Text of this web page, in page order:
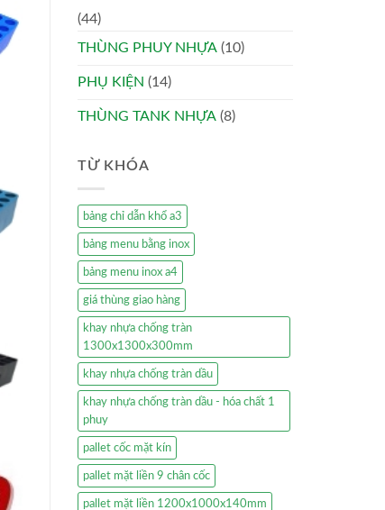
(44)
THÙNG PHUY NHỰA (10)
PHỤ KIỆN (14)
THÙNG TANK NHỰA (8)
TỪ KHÓA
bảng chỉ dẫn khổ a3
bảng menu bằng inox
bảng menu inox a4
giá thùng giao hàng
khay nhựa chống tràn
1300x1300x300mm
khay nhựa chống tràn dầu
khay nhựa chống tràn dầu - hóa chất 1
phuy
pallet cốc mặt kín
pallet mặt liền 9 chân cốc
pallet mặt liền 1200x1000x140mm